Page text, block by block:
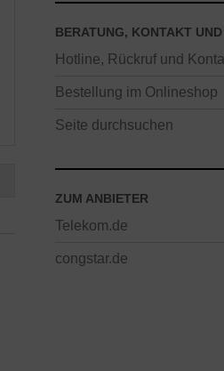
BERATUNG, KONTAKT
Hotline, Rückruf und
Bestellung im Onlineshop
Seite durchsuchen
ZUM ANBIETER
Telekom.de
congstar.de